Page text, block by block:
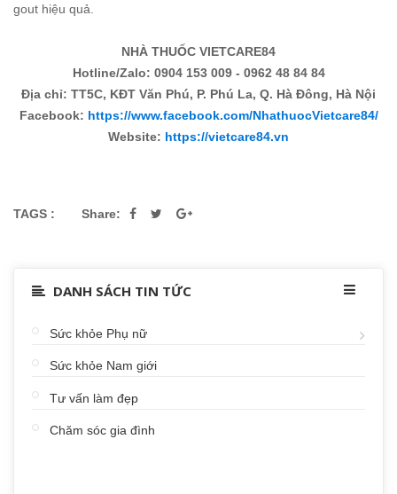
gout hiệu quả.
NHÀ THUỐC VIETCARE84
Hotline/Zalo: 0904 153 009 - 0962 48 84 84
Địa chỉ: TT5C, KĐT Văn Phú, P. Phú La, Q. Hà Đông, Hà Nội
Facebook: https://www.facebook.com/NhathuocVietcare84/
Website: https://vietcare84.vn
TAGS : Share:
DANH SÁCH TIN TỨC
Sức khỏe Phụ nữ
Sức khỏe Nam giới
Tư vấn làm đẹp
Chăm sóc gia đình